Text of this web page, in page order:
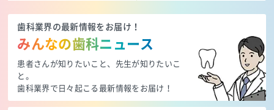
歯科業界の最新情報をお届け！
みんなの歯科ニュース
患者さんが知りたいこと、先生が知りたいこ
と。
歯科業界で日々起こる最新情報をお届け！